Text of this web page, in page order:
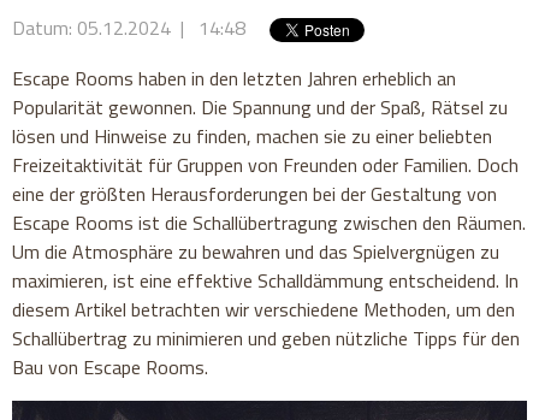
Datum: 05.12.2024 | 14:48
Escape Rooms haben in den letzten Jahren erheblich an
Popularität gewonnen. Die Spannung und der Spaß, Rätsel zu
lösen und Hinweise zu finden, machen sie zu einer beliebten
Freizeitaktivität für Gruppen von Freunden oder Familien. Doch
eine der größten Herausforderungen bei der Gestaltung von
Escape Rooms ist die Schallübertragung zwischen den Räumen.
Um die Atmosphäre zu bewahren und das Spielvergnügen zu
maximieren, ist eine effektive Schalldämmung entscheidend. In
diesem Artikel betrachten wir verschiedene Methoden, um den
Schallübertrag zu minimieren und geben nützliche Tipps für den
Bau von Escape Rooms.